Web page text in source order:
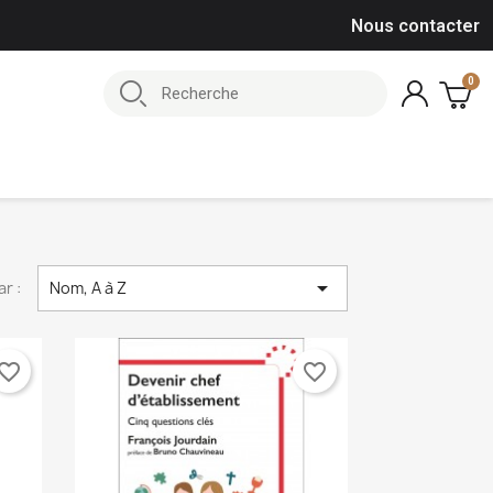
Nous contacter
: Nom, A à Z 
favorite_border